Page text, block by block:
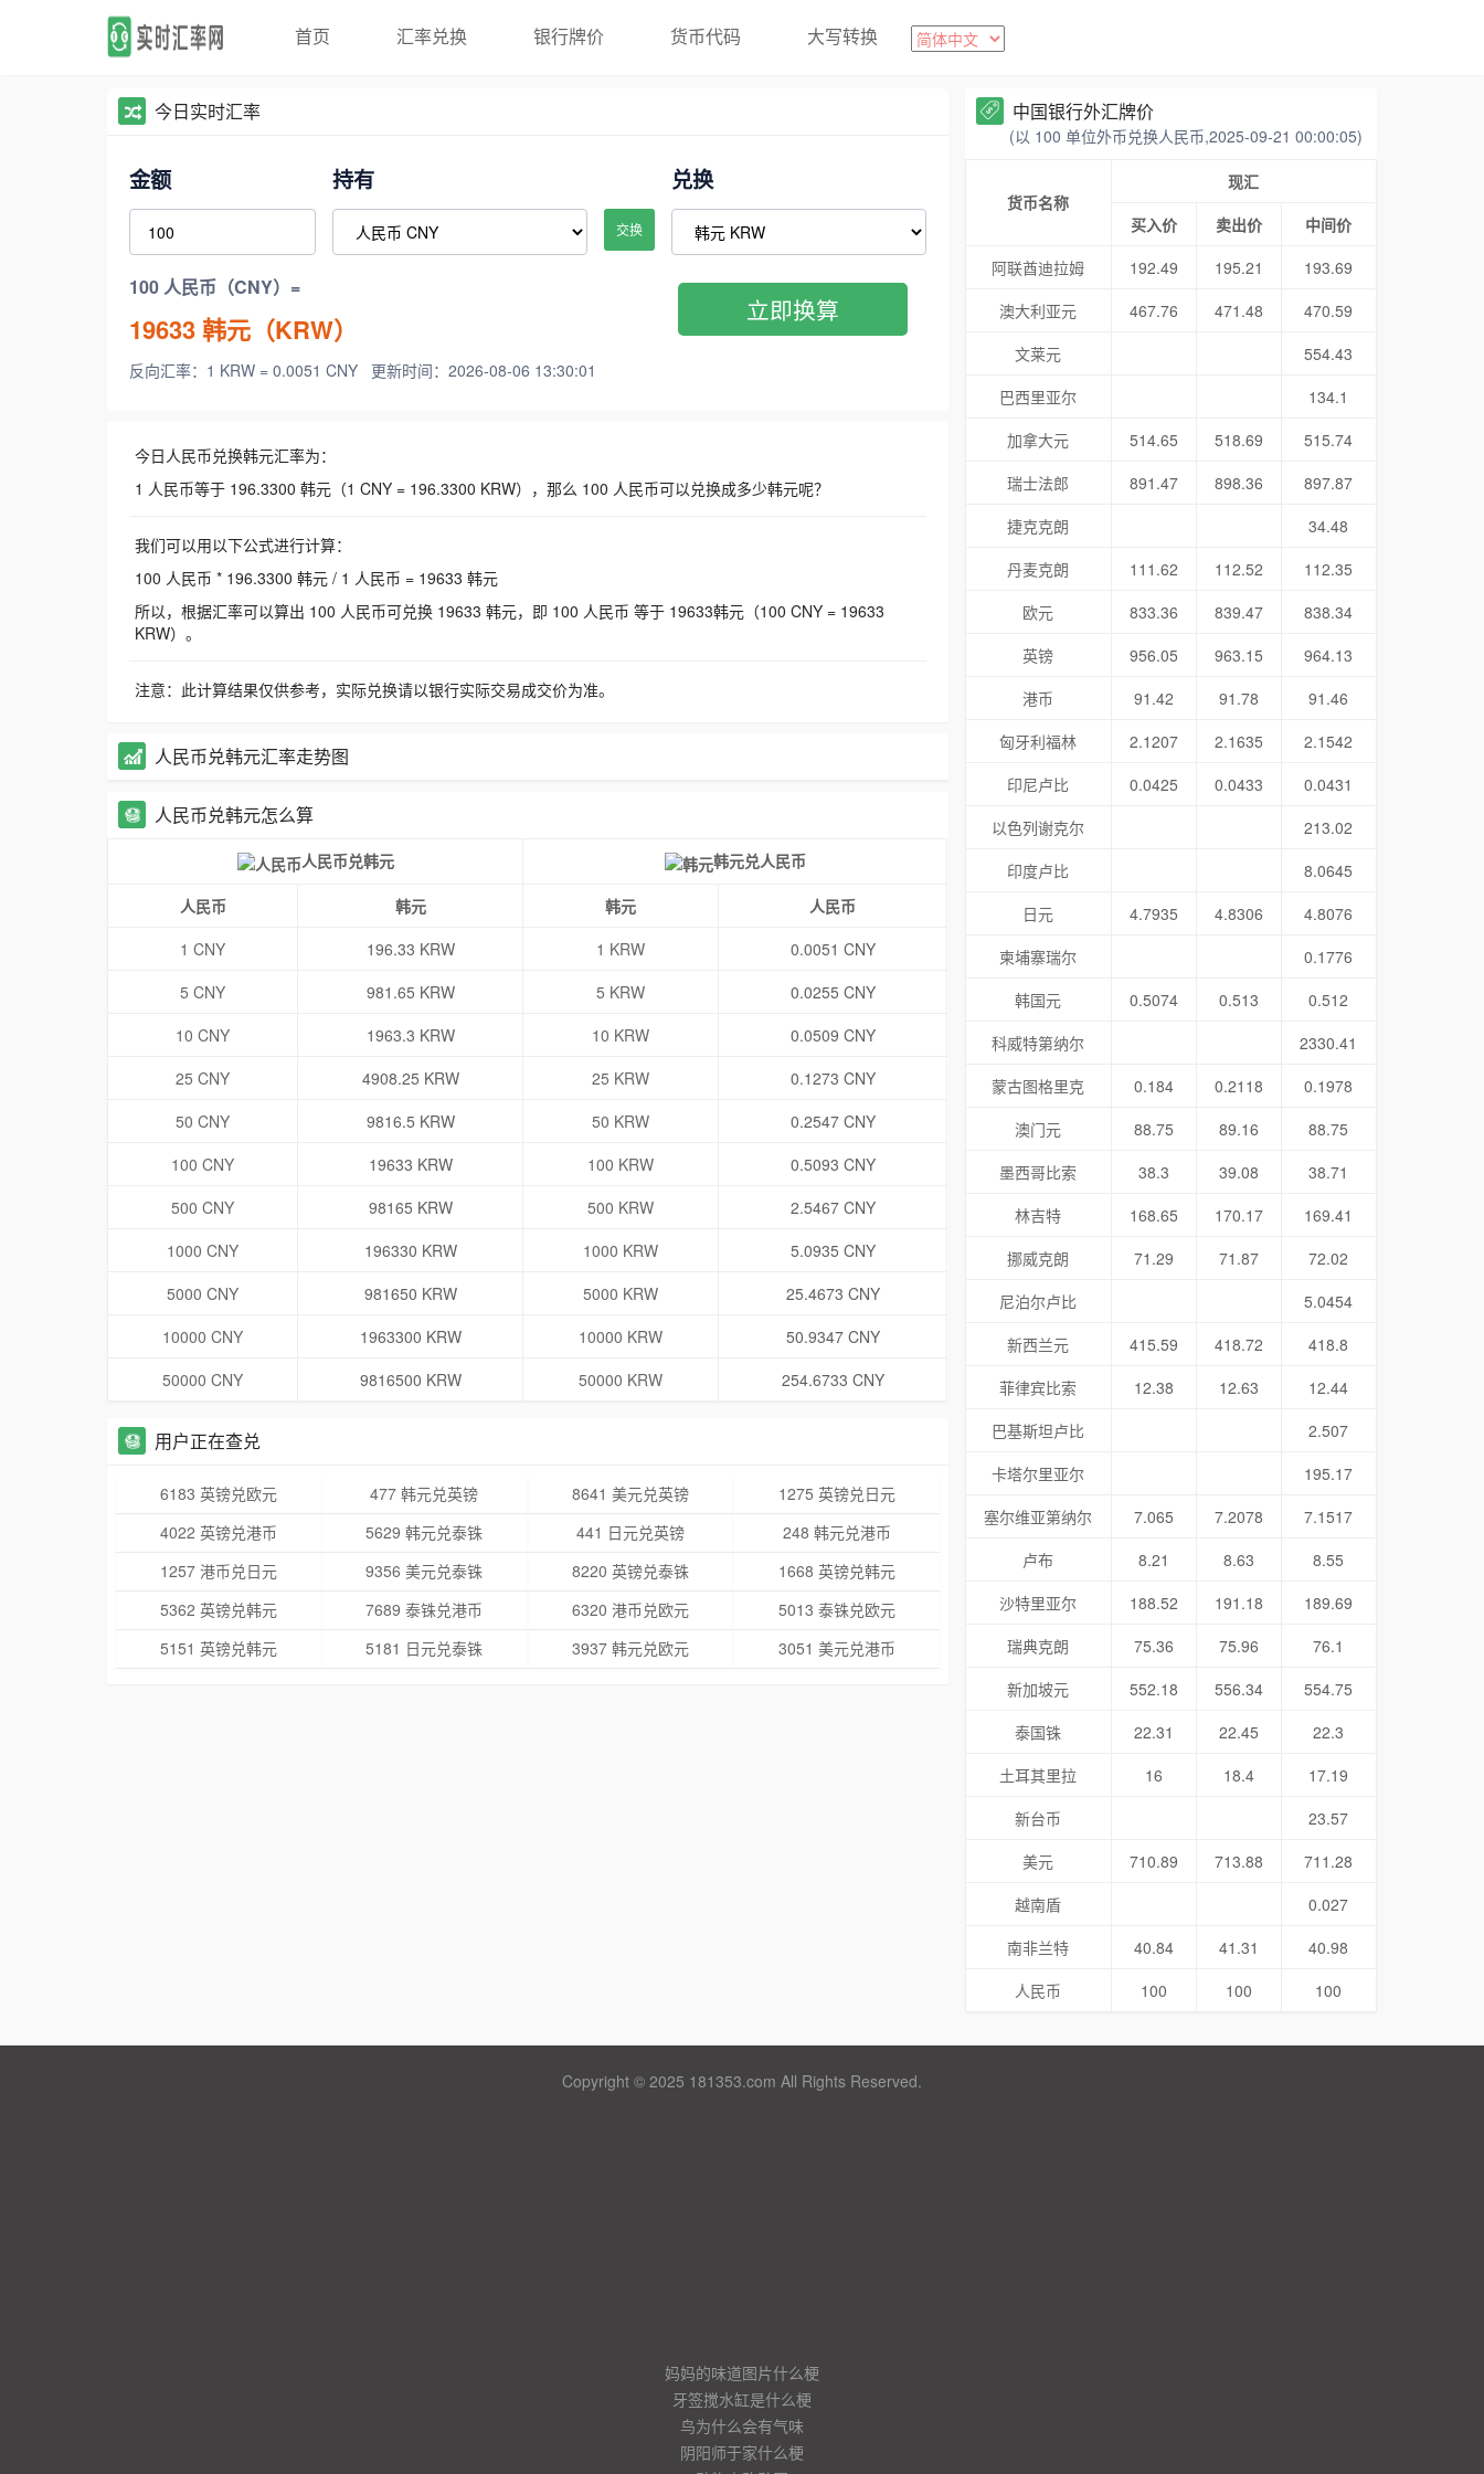
首页 汇率兑换 银行牌价 货币代码 大写转换
今日实时汇率
金额 持有
交换
兑换
100 人民币（CNY）=
19633韩元（KRW）
反向汇率：1 KRW = 0.0051 CNY 更新时间：2026-08-06 13:30:01
立即换算
今日人民币兑换韩元汇率为：
1 人民币等于 196.3300 韩元（1 CNY = 196.3300 KRW），那么 100 人民币可以兑换成多少韩元呢？
我们可以用以下公式进行计算：
100 人民币 * 196.3300 韩元 / 1 人民币 = 19633 韩元
所以，根据汇率可以算出 100 人民币可兑换 19633 韩元，即 100 人民币 等于 19633韩元（100 CNY = 19633
KRW）。
注意：此计算结果仅供参考，实际兑换请以银行实际交易成交价为准。
人民币兑韩元汇率走势图
人民币兑韩元怎么算
人民币兑韩元 韩元兑人民币
人民币 韩元 韩元
人民币
1 CNY
196.33 KRW 1 KRW
0.0051 CNY
5 CNY
981.65 KRW 5 KRW
0.0255 CNY
10 CNY
1963.3 KRW 10 KRW
0.0509 CNY
25 CNY
4908.25 KRW 25 KRW
0.1273 CNY
50 CNY
9816.5 KRW 50 KRW
0.2547 CNY
100 CNY
19633 KRW 100 KRW
0.5093 CNY
500 CNY
98165 KRW 500 KRW
2.5467 CNY
1000 CNY
196330 KRW 1000 KRW
5.0935 CNY
5000 CNY
981650 KRW 5000 KRW
25.4673 CNY
10000 CNY
1963300 KRW 10000 KRW
50.9347 CNY
50000 CNY
9816500 KRW 50000 KRW 254.6733 CNY
用户正在查兑
6183 英镑兑欧元 477 韩元兑英镑 8641 美元兑英镑
1275 英镑兑日元
4022 英镑兑港币
5629 韩元兑泰铢 441 日元兑英镑
248 韩元兑港币
1257 港币兑日元
9356 美元兑泰铢 8220 英镑兑泰铢
1668 英镑兑韩元
5362 英镑兑韩元
7689 泰铢兑港币 6320 港币兑欧元
5013 泰铢兑欧元
5151 英镑兑韩元
5181 日元兑泰铢 3937 韩元兑欧元 3051 美元兑港币
中国银行外汇牌价
(以 100 单位外币兑换人民币,2025-09-21 00:00:05)
货币名称
现汇
买入价
卖出价
中间价
阿联酋迪拉姆
192.49 195.21
193.69
澳大利亚元
467.76 471.48
470.59
文莱元
554.43
巴西里亚尔
134.1
加拿大元
514.65 518.69
515.74
瑞士法郎
891.47 898.36
897.87
捷克克朗
34.48
丹麦克朗
111.62 112.52
112.35
欧元
833.36 839.47
838.34
英镑
956.05 963.15
964.13
港币
91.42 91.78
91.46
匈牙利福林
2.1207 2.1635
2.1542
印尼卢比
0.0425 0.0433
0.0431
以色列谢克尔
213.02
印度卢比
8.0645
日元
4.7935 4.8306
4.8076
柬埔寨瑞尔
0.1776
韩国元
0.5074 0.513
0.512
科威特第纳尔
2330.41
蒙古图格里克
0.184 0.2118
0.1978
澳门元
88.75 89.16
88.75
墨西哥比索
38.3 39.08
38.71
林吉特
168.65 170.17
169.41
挪威克朗
71.29 71.87
72.02
尼泊尔卢比
5.0454
新西兰元
415.59 418.72
418.8
菲律宾比索
12.38 12.63
12.44
巴基斯坦卢比
2.507
卡塔尔里亚尔
195.17
塞尔维亚第纳尔
7.065 7.2078
7.1517
卢布
8.21 8.63
8.55
沙特里亚尔
188.52 191.18
189.69
瑞典克朗
75.36 75.96
76.1
新加坡元
552.18 556.34
554.75
泰国铢
22.31 22.45
22.3
土耳其里拉
16 18.4
17.19
新台币
23.57
美元
710.89 713.88
711.28
越南盾
0.027
南非兰特
40.84 41.31
40.98
人民币
100 100 100
Copyright © 2025 181353.com All Rights Reserved.
妈妈的味道图片什么梗
牙签搅水缸是什么梗
鸟为什么会有气味
阴阳师于家什么梗